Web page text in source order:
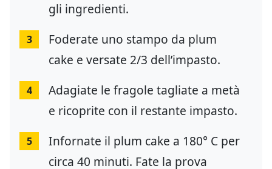
gli ingredienti.
3
Foderate uno stampo da plum
cake e versate 2/3 dell’impasto.
4
Adagiate le fragole tagliate a metà
e ricoprite con il restante impasto.
5
Infornate il plum cake a 180° C per
circa 40 minuti. Fate la prova